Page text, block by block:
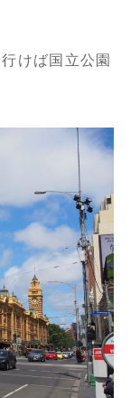
けば国立公園